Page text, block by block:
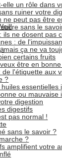
un rôle dans
ruiner votre
ne peut pas être
sans le
ils ne dosent pas
: de
mais ça ne va
certains fruits
être en
l'étiquette aux
?
essentielles
ou mauvaise
digestion
digestifs
pas normal !
sans le savoir ?
?
amplifient votre